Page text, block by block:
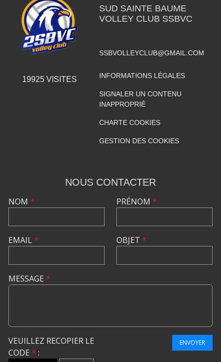
19925VISITES
SUD SAINTE BAUME
VOLLEY CLUB SSBVC
SSBVOLLEYCLUB@GMAIL.COM
INFORMATIONS LÉGALES
SIGNALER UN CONTENU
INAPPROPRIÉ
CHARTE COOKIES
GESTION DES COOKIES
NOUS CONTACTER
NOM *
EMAIL*
PRÉNOM *
OBJET *
MESSAGE *
VEUILLEZ RECOPIER LE
CODE * :
ENVOYER